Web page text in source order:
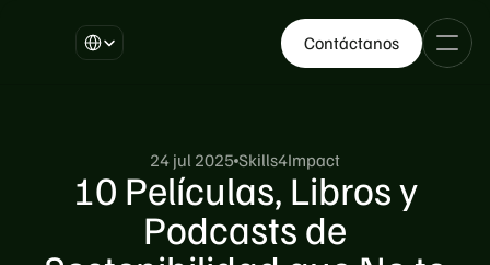
Select Language Contáctanos
24 jul 2025 Skills4Impact
10 Películas, Libros y
Podcasts de